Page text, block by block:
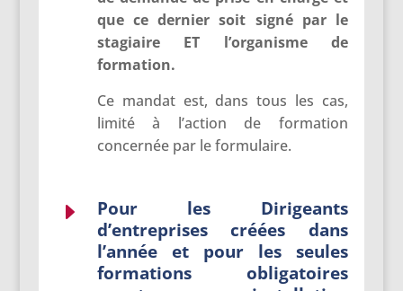
que ce dernier soit signé par le
stagiaire ET l’organisme de
formation.
Ce mandat est, dans tous les cas,
limité à l’action de formation
concernée par le formulaire.
E
Pour les Dirigeants
d’entreprises créées dans
l’année et pour les seules
formations obligatoires